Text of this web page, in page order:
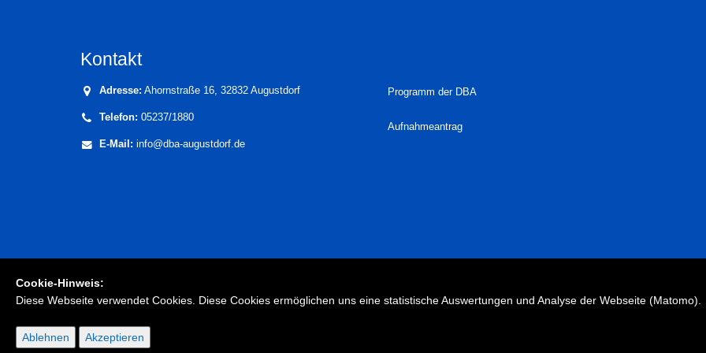
Kontakt
Adresse: Ahornstraße 16, 32832 Augustdorf
Telefon: 05237/1880
E-Mail: info@dba-augustdorf.de
Programm der DBA
Aufnahmeantrag
© Copyright 2026. Alle Rechte vorenthalten.
Cookie-Hinweis:
Diese Webseite verwendet Cookies. Diese Cookies ermöglichen uns eine statistische Auswertungen und Analyse der Webseite (Matomo).
Ablehnen Akzeptieren